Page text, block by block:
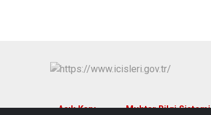
Açık Kapı Muhtar Bilgi Sistemi